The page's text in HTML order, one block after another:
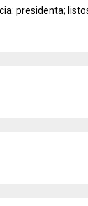
presidenta;